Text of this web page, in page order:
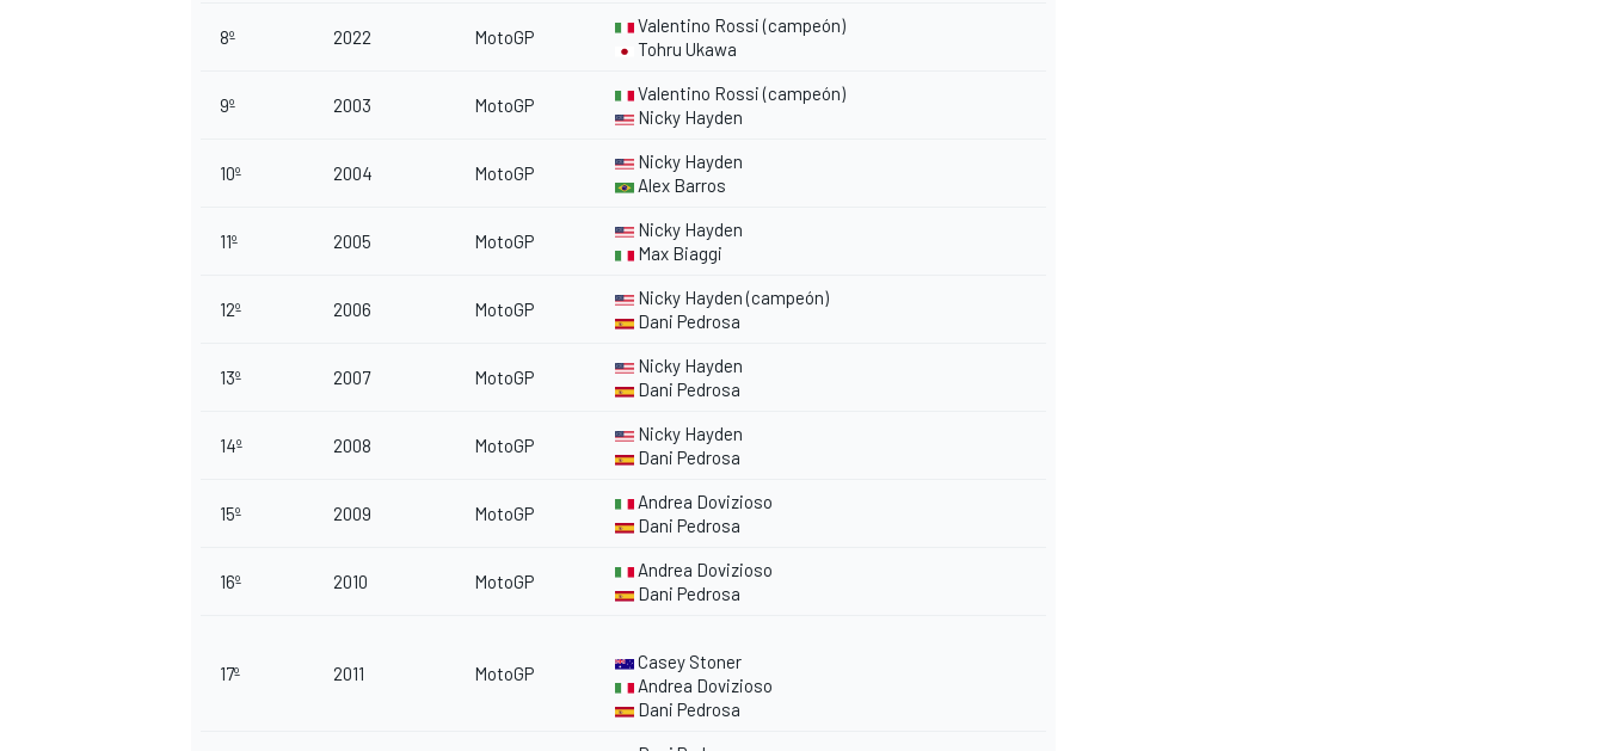
8º 2022 MotoGP
Valentino Rossi (campeón)
Tohru Ukawa
9º 2003 MotoGP
Valentino Rossi (campeón)
Nicky Hayden
10º 2004 MotoGP
Nicky Hayden
Alex Barros
11º 2005 MotoGP
Nicky Hayden
Max Biaggi
12º 2006 MotoGP
Nicky Hayden (campeón)
Dani Pedrosa
13º 2007 MotoGP
Nicky Hayden
Dani Pedrosa
14º 2008 MotoGP
Nicky Hayden
Dani Pedrosa
15º 2009 MotoGP
Andrea Dovizioso
Dani Pedrosa
16º 2010 MotoGP
Andrea Dovizioso
Dani Pedrosa
17º 2011 MotoGP
Casey Stoner
Andrea Dovizioso
Dani Pedrosa